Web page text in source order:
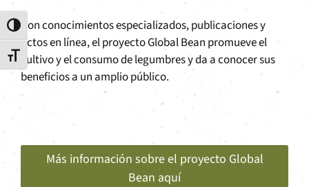
Alternar alto contraste
Alternar tamaño de letra
Con conocimientos especializados, publicaciones y
actos en línea, el proyecto Global Bean promueve el
cultivo y el consumo de legumbres y da a conocer sus
beneficios a un amplio público.
Más información sobre el proyecto Global
Bean aquí